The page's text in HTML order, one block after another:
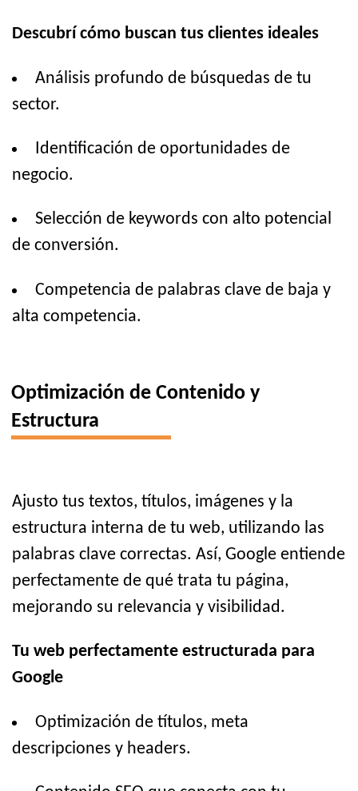
Descubrí cómo buscan tus clientes ideales
Análisis profundo de búsquedas de tu
sector.
Identificación de oportunidades de
negocio.
Selección de keywords con alto potencial
de conversión.
Competencia de palabras clave de baja y
alta competencia.
Optimización de Contenido y
Estructura
Ajusto tus textos, títulos, imágenes y la
estructura interna de tu web, utilizando las
palabras clave correctas. Así, Google entiende
perfectamente de qué trata tu página,
mejorando su relevancia y visibilidad.
Tu web perfectamente estructurada para
Google
Optimización de títulos, meta
descripciones y headers.